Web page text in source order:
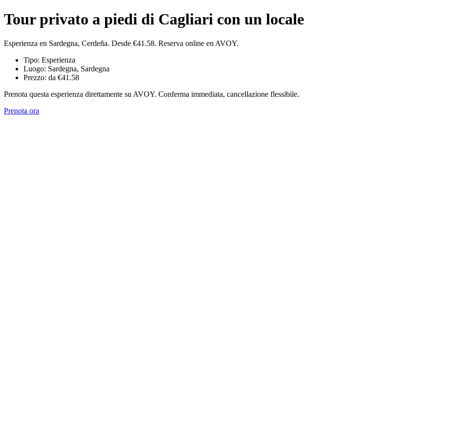
Tour privato a piedi di Cagliari con un locale
Esperienza en Sardegna, Cerdeña. Desde €41.58. Reserva online en AVOY.
Tipo: Esperienza
Luogo: Sardegna, Sardegna
Prezzo: da €41.58
Prenota questa esperienza direttamente su AVOY. Conferma immediata, cancellazione flessibile.
Prenota ora